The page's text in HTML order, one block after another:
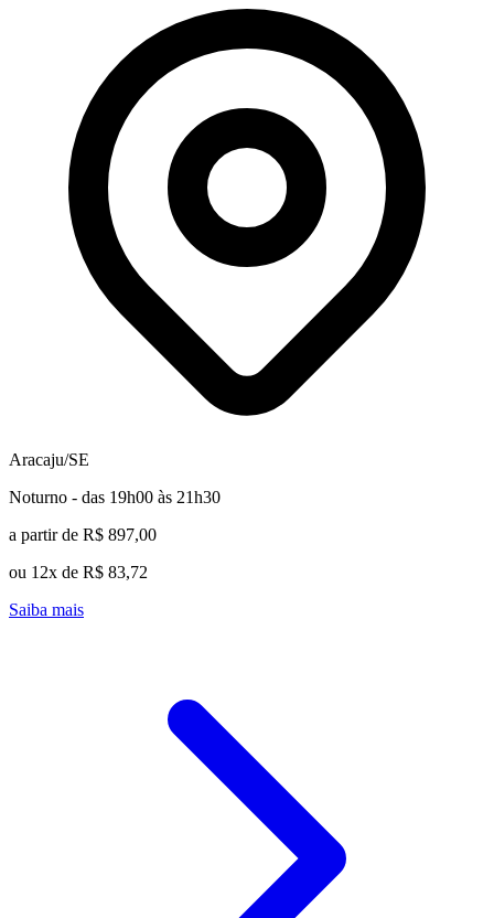
Aracaju/SE
Noturno - das 19h00 às 21h30
a partir de R$ 897,00
ou 12x de R$ 83,72
Saiba mais